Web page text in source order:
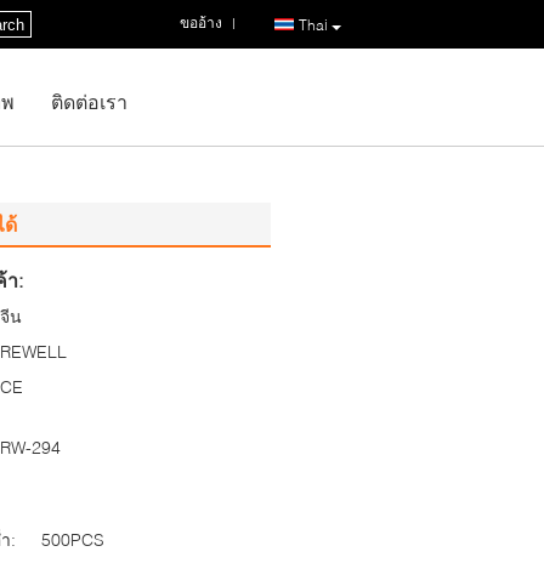
Thai
ขออ้าง |
ติดต่อเรา
ด้
า:
จีน
REWELL
CE
RW-294
:
500PCS